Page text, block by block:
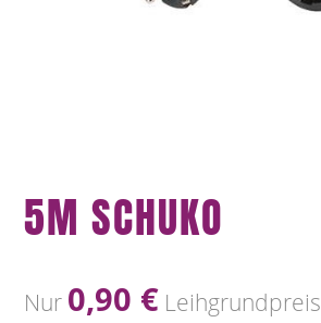
5M SCHUKO
Nur 0,90 € Leihgrundpreis